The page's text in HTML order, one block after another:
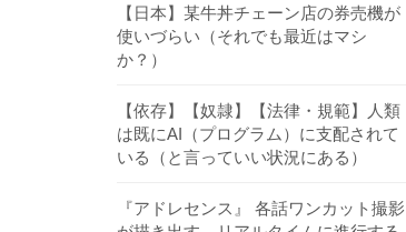
【日本】某牛丼チェーン店の券売機が
使いづらい（それでも最近はマシ
か？）
【依存】【奴隷】【法律・規範】人類
は既にAI（プログラム）に支配されて
いる（と言っていい状況にある）
『アドレセンス』 各話ワンカット撮影